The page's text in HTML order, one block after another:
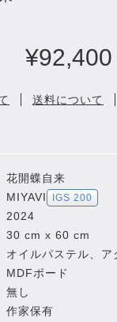
¥92,400
送料について
花開蝶自来
MIYAVI IGS 200
2024
30 cm x 60 cm
オイルパステル、ア
MDFボード
無し
作家保有